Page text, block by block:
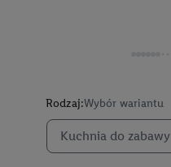
Rodzaj:Wybór wariantu
Kuchnia do zabawy